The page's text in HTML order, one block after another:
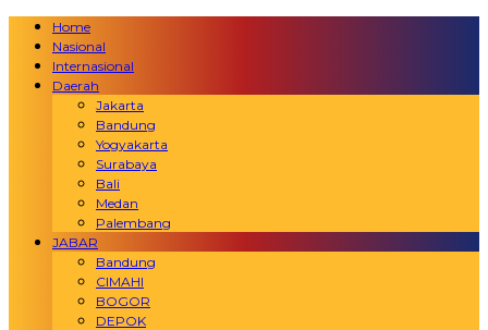
Home
Nasional
Internasional
Daerah
Jakarta
Bandung
Yogyakarta
Surabaya
Bali
Medan
Palembang
JABAR
Bandung
CIMAHI
BOGOR
DEPOK